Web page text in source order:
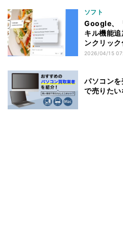
ソフト
Google、
キル機能
ンクリック
2026/04/15
パソコン
で売りたい